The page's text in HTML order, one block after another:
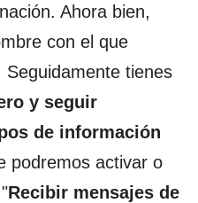
Ahora bien,
con el que
tienes
y seguir
de información
podremos activar o
Recibir mensajes de